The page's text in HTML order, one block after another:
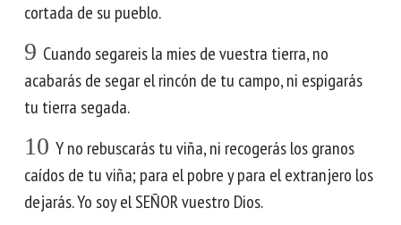
cortada de su pueblo.
9 Cuando segareis la mies de vuestra tierra, no
acabarás de segar el rincón de tu campo, ni espigarás
tu tierra segada.
10 Y no rebuscarás tu viña, ni recogerás los granos
caídos de tu viña; para el pobre y para el extranjero los
dejarás. Yo soy el SEÑOR vuestro Dios.